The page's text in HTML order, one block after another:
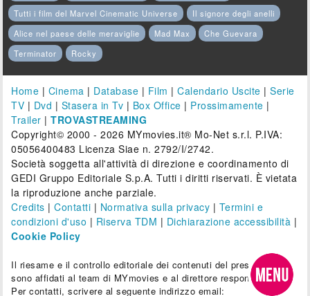
Tutti i film del Marvel Cinematic Universe
Il signore degli anelli
Alice nel paese delle meraviglie
Mad Max
Che Guevara
Terminator
Rocky
Home | Cinema | Database | Film |Calendario Uscite |Serie
TV | Dvd | Stasera in Tv | Box Office | Prossimamente |
Trailer |TROVASTREAMING
Copyright© 2000 - 2026 MYmovies.it® Mo-Net s.r.l. P.IVA:
05056400483 Licenza Siae n. 2792/I/2742.
Società soggetta all'attività di direzione e coordinamento di
GEDI Gruppo Editoriale S.p.A. Tutti i diritti riservati. È vietata
la riproduzione anche parziale.
Credits |Contatti | Normativa sulla privacy | Termini e
condizioni d'uso | Riserva TDM | Dichiarazione accessibilità |
Cookie Policy
Il riesame e il controllo editoriale dei contenuti del presente sito
sono affidati al team di MYmovies e al direttore responsabile.
Per contatti, scrivere al seguente indirizzo email: